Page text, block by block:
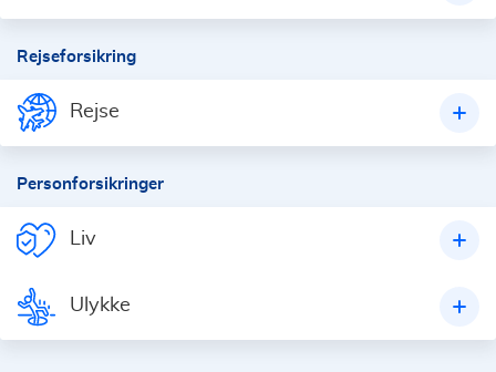
Rejseforsikring
Rejse
Personforsikringer
Liv
Ulykke